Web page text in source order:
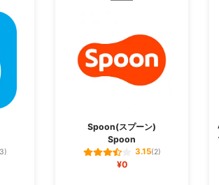
Spoon(スプーン)
Spoon
3.15(2)
¥0